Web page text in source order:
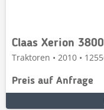
Claas Xerion
Traktoren • 2010 •
Preis auf Anfrage